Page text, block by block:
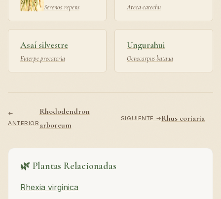
Serenoa repens Areca catechu
Asaí silvestre
Euterpe precatoria
Ungurahui
Oenocarpus bataua
←
ANTERIOR
Rhododendron
arboreum
SIGUIENTE →Rhus coriaria
🌿 Plantas Relacionadas
Rhexia virginica